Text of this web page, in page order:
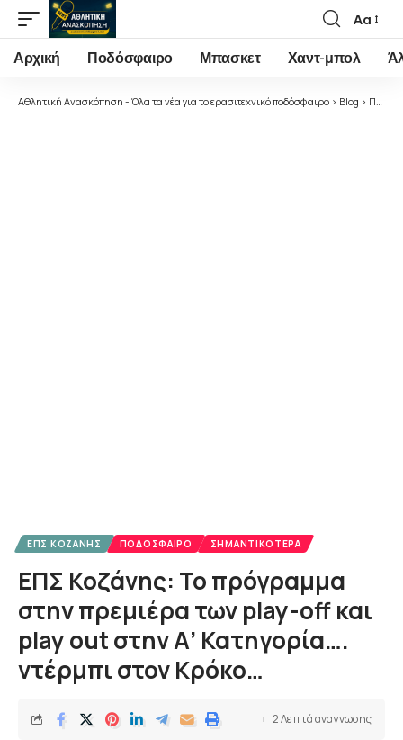
Font
Resizer
Αα
Αρχική Ποδόσφαιρο Μπασκετ Χαντ-μπολ
Αθλητική Ανασκόπηση - Όλα τα νέα για το ερασιτεχνικό ποδόσφαιρο > Blog > Ποδόσφαιρο
ΕΠΣ ΚΟΖΆΝΗΣ ΠΟΔΌΣΦΑΙΡΟ ΣΗΜΑΝΤΙΚΌΤΕΡΑ
ΕΠΣ Κοζάνης: Το πρόγραμμα
στην πρεμιέρα των play-off και
play out στην Α’ Κατηγορία….
ντέρμπι στον Κρόκο…
2 Λεπτά αναγνωσης